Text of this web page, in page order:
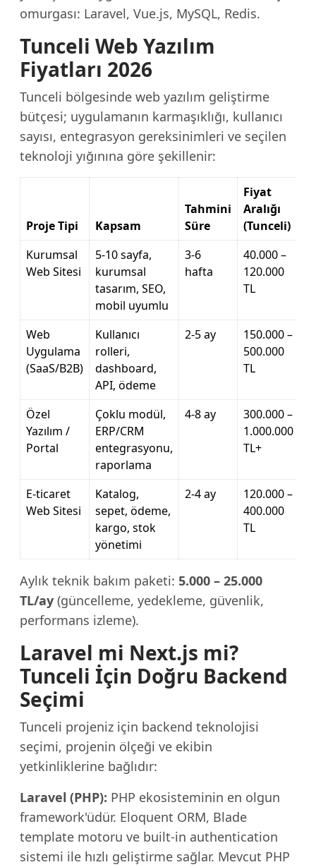
omurgası: Laravel, Vue.js, MySQL, Redis.
Tunceli Web Yazılım
Fiyatları 2026
Tunceli bölgesinde web yazılım geliştirme
bütçesi; uygulamanın karmaşıklığı, kullanıcı
sayısı, entegrasyon gereksinimleri ve seçilen
teknoloji yığınına göre şekillenir:
Proje Tipi Kapsam
Tahmini
Süre
Fiyat
Aralığı
(Tunceli)
Kurumsal
Web Sitesi
5-10 sayfa,
kurumsal
tasarım, SEO,
mobil uyumlu
3-6
hafta
40.000 –
120.000
TL
Web
Uygulama
(SaaS/B2B)
Kullanıcı
rolleri,
dashboard,
API, ödeme
2-5 ay
150.000 –
500.000
TL
Özel
Yazılım /
Portal
Çoklu modül,
ERP/CRM
entegrasyonu,
raporlama
4-8 ay
300.000 –
1.000.000
TL+
E-ticaret
Web Sitesi
Katalog,
sepet, ödeme,
kargo, stok
yönetimi
2-4 ay
120.000 –
400.000
TL
Aylık teknik bakım paketi: 5.000 – 25.000
TL/ay (güncelleme, yedekleme, güvenlik,
performans izleme).
Laravel mi Next.js mi?
Tunceli İçin Doğru Backend
Seçimi
Tunceli projeniz için backend teknolojisi
seçimi, projenin ölçeği ve ekibin
yetkinliklerine bağlıdır:
Laravel (PHP): PHP ekosisteminin en olgun
framework'üdür. Eloquent ORM, Blade
template motoru ve built-in authentication
sistemi ile hızlı geliştirme sağlar. Mevcut PHP